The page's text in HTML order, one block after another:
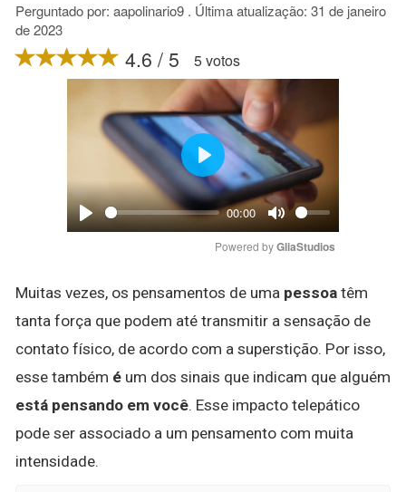
Perguntado por: aapolinario9 . Última atualização: 31 de janeiro
de 2023
4.6 / 5 5 votos
Play
00:00
Mute
Play
Powered by GliaStudios
Muitas vezes, os pensamentos de uma pessoa têm
tanta força que podem até transmitir a sensação de
contato físico, de acordo com a superstição. Por isso,
esse também é um dos sinais que indicam que alguém
está pensando em você. Esse impacto telepático
pode ser associado a um pensamento com muita
intensidade.